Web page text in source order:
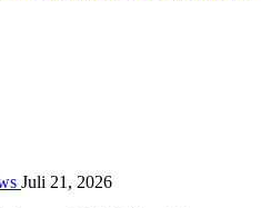
Juli 21, 2026